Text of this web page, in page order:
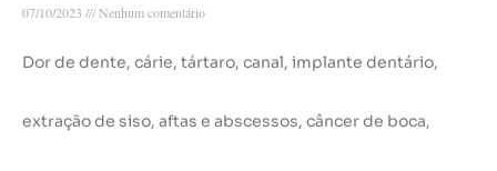
07/10/2023 Nenhum comentário
Dor de dente, cárie, tártaro, canal, implante dentário,
extração de siso, aftas e abscessos, câncer de boca,